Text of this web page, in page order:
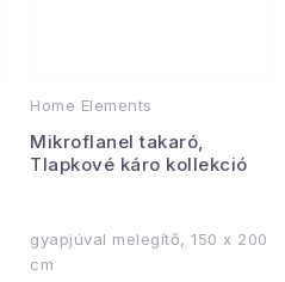
Home Elements
Mikroflanel takaró,
Tlapkové káro kollekció
gyapjúval melegítő, 150 x 200
cm